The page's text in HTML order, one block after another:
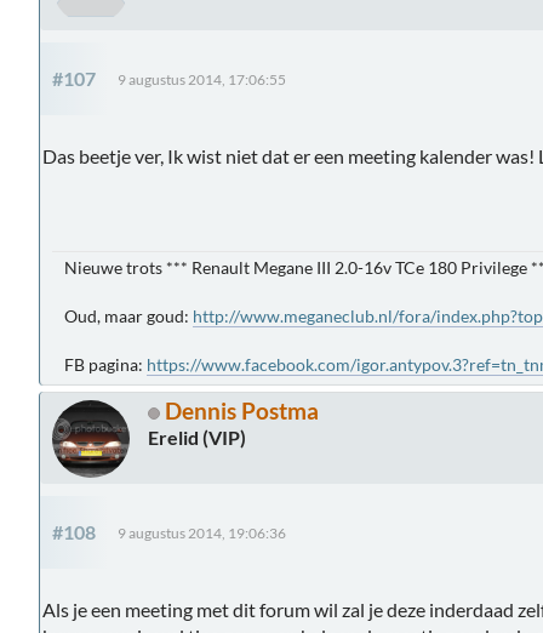
#107 9 augustus 2014, 17:06:55
Das beetje ver, Ik wist niet dat er een meeting kalender
Nieuwe trots *** Renault Megane III 2.0-16v TCe 180 Privilege
Oud, maar goud: http://www.meganeclub.nl/fora/
FB pagina: https://www.facebook.com/
Dennis Postma
Erelid (VIP)
#108 9 augustus 2014, 19:06:36
Als je een meeting met dit forum wil zal je deze inderdaad